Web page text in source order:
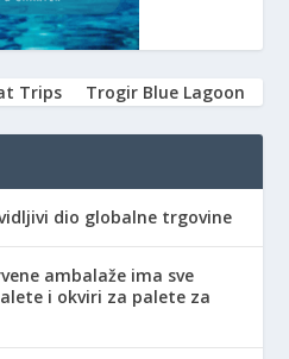
Trips Trogir Blue Lagoon
dio globalne trgovine
ambalaže ima sve
i okviri za palete za